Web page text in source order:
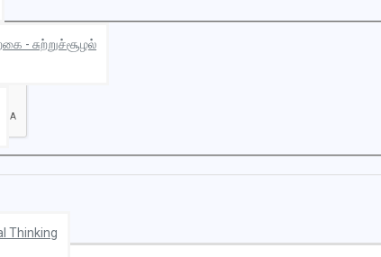
- சுற்றுச்சூழல்
Thinking